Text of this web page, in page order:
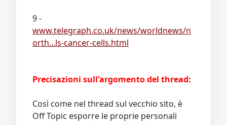
9 -
www.telegraph.co.uk/news/worldnews/n
orth...ls-cancer-cells.html
Precisazioni sull'argomento del thread:
Così come nel thread sul vecchio sito, è
Off Topic esporre le proprie personali